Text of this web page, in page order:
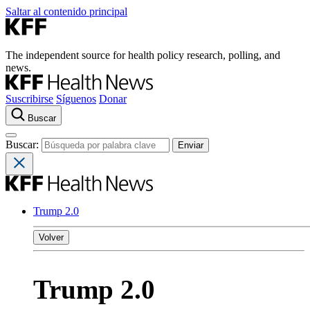
Saltar al contenido principal
The independent source for health policy research, polling, and
news.
Suscribirse Síguenos Donar
Buscar
Buscar:
Trump 2.0
Volver
Trump 2.0